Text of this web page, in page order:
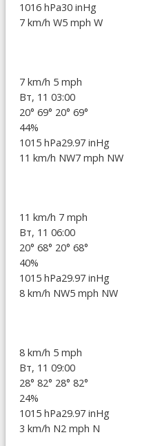
1016 hPa30 inHg
7 km/h W5 mph W
7 km/h 5 mph
Вт, 11 03:00
20° 69° 20° 69°
44%
1015 hPa29.97 inHg
11 km/h NW7 mph NW
11 km/h 7 mph
Вт, 11 06:00
20° 68° 20° 68°
40%
1015 hPa29.97 inHg
8 km/h NW5 mph NW
8 km/h 5 mph
Вт, 11 09:00
28° 82° 28° 82°
24%
1015 hPa29.97 inHg
3 km/h N2 mph N